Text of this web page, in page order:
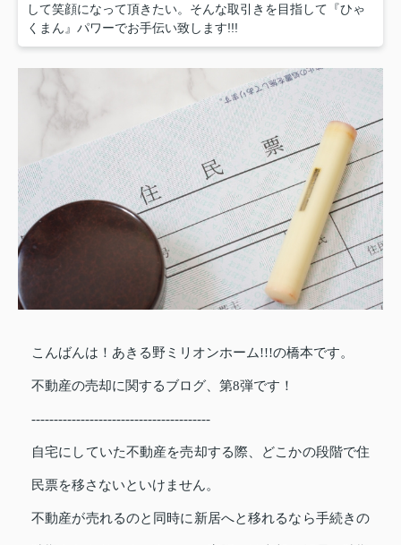
して笑顔になって頂きたい。そんな取引きを目指して『ひゃ
くまん』パワーでお手伝い致します!!!
こんばんは！あきる野ミリオンホーム!!!の橋本です。
不動産の売却に関するブログ、第8弾です！
----------------------------------------
自宅にしていた不動産を売却する際、どこかの段階で住
民票を移さないといけません。
不動産が売れるのと同時に新居へと移れるなら手続きの